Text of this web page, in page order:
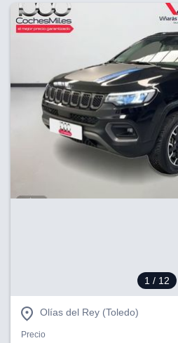
1 / 12
Olías del Rey (Toledo)
Precio